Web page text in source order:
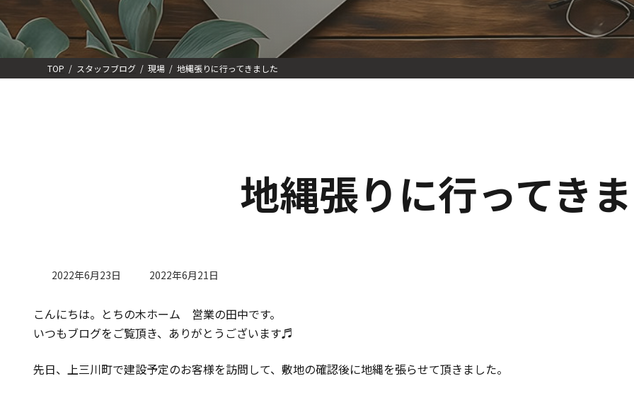
TOP スタッフブログ 現場 地縄張りに行ってきました
地縄張りに行ってき
2022年6月23日
最
新
日
2022年6月21日
こんにちは。とちの木ホーム 営業の田中です。
いつもブログをご覧頂き、ありがとうございます♬
先日、上三川町で建設予定のお客様を訪問して、敷地の確認後に地縄を張らせて頂きました。